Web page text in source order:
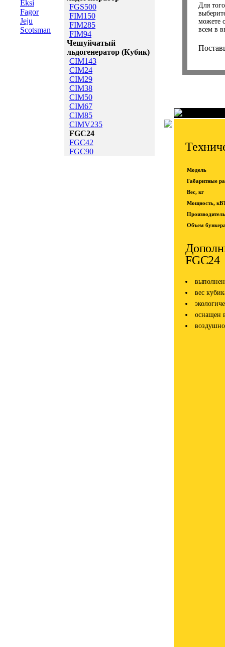
Eksi
Fagor
Jeju
Scotsman
FGS500
FIM150
FIM285
FIM94
Чешуйчатый
льдогенератор (Кубик)
CIM143
CIM24
CIM29
CIM38
CIM50
CIM67
CIM85
CIMV235
FGC24
FGC42
FGC90
Для
можете
всем в
Модель
Габаритные
Вес, кг
Мощность,
Объем
FGC24
вес
оснащен